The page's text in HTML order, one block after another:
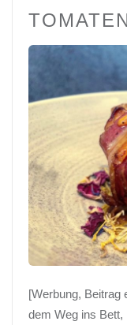
[Werbung, Beitrag
dem Weg ins